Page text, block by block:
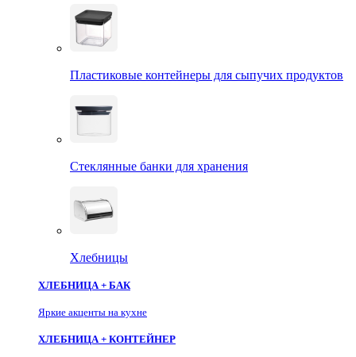
Пластиковые контейнеры для сыпучих продуктов
Стеклянные банки для хранения
Хлебницы
ХЛЕБНИЦА + БАК
Яркие акценты на кухне
ХЛЕБНИЦА + КОНТЕЙНЕР